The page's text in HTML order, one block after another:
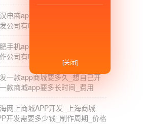
程序是否适合做会员卡业务
单独研发，小程序没有自动生成功能
直接打开网页。在微信小程序内无法
名最不合理。用户要开通商家会员卡
序会员卡，用户就很难理解了。为什
开发的成本大概是多少，开发
电商app开发公司_武汉电商app
公司有哪些_价格
手机app开发公司_合肥app开发
公司有哪些_定制费用
一款app商城要多久_想自己开
款商城app要多长时间_费用
海网上商城APP开发_上海商城
开发需要多少钱_制作周期_价格
[关闭]